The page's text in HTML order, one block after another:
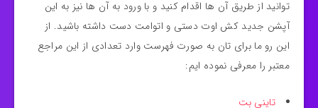
توانید از طریق آن ها اقدام کنید و با ورود به آن ها نیز به این
آپشن جدید کش اوت دستی و اتوامت دست داشته باشید. از
این رو ما برای تان به صورت فهرست وارد تعدادی از این مراجع
معتبر را معرفی نموده ایم:
تاینی بت